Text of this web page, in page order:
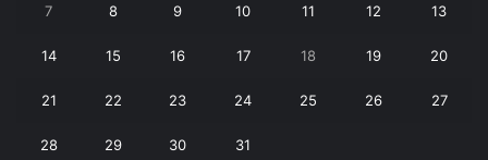
7 8 9 10 11 12 13
14 15 16 17 18 19 20
21 22 23 24 25 26 27
28 29 30 31